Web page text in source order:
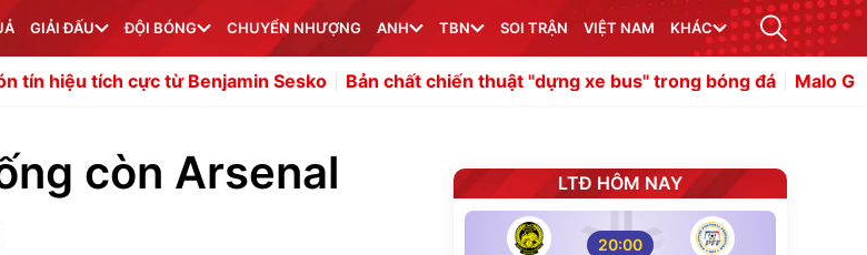
GIẢI ĐẤU ĐỘI BÓNG CHUYỂN NHƯỢNG ANH TBN SOI TRẬN VIỆT NAM KHÁC
cực từ Benjamin Sesko Bản chất chiến thuật "dựng xe bus" trong bóng đá Malo Gusto là canh
còn Arsenal
LTĐ HÔM NAY
20:00